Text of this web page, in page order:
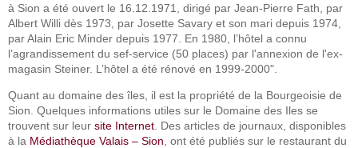
à Sion a été ouvert le 16.12.1971, dirigé par Jean-Pierre Fath, par
Albert Willi dès 1973, par Josette Savary et son mari depuis 1974,
par Alain Eric Minder depuis 1977. En 1980, l’hôtel a connu
l’agrandissement du sef-service (50 places) par l'annexion de l'ex-
magasin Steiner. L’hôtel a été rénové en 1999-2000".
Quant au domaine des îles, il est la propriété de la Bourgeoisie de
Sion. Quelques informations utiles sur le Domaine des Iles se
trouvent sur leur site Internet . Des articles de journaux, disponibles
à la Médiathèque Valais – Sion , ont été publiés sur le restaurant du